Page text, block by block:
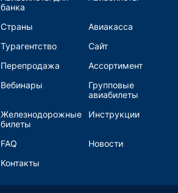
банка
Страны
Авиакасса
Турагентство
Сайт
Перепродажа
Ассортимент
Вебинары
Групповые
авиабилеты
Железнодорожные
билеты
Инструкции
FAQ
Новости
Контакты